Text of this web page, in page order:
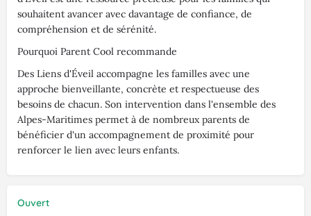
souhaitent avancer avec davantage de confiance, de
compréhension et de sérénité.
Pourquoi Parent Cool recommande
Des Liens d'Éveil accompagne les familles avec une
approche bienveillante, concrète et respectueuse des
besoins de chacun. Son intervention dans l'ensemble des
Alpes-Maritimes permet à de nombreux parents de
bénéficier d'un accompagnement de proximité pour
renforcer le lien avec leurs enfants.
Ouvert